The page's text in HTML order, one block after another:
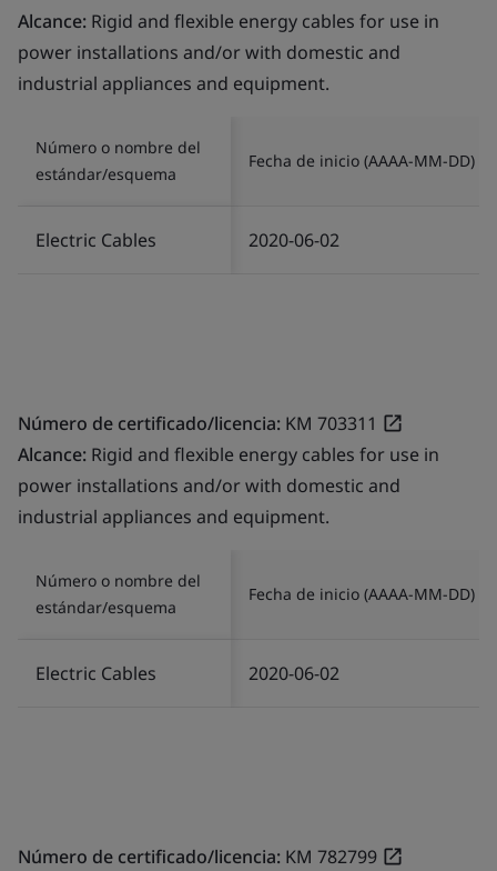
Alcance: Rigid and flexible energy cables for use in
power installations and/or with domestic and
industrial appliances and equipment.
Número o nombre del
estándar/esquema
Fecha de inicio (AAAA-MM-DD)
Electric Cables 2020-06-02
Número de certificado/licencia: KM 703311
Alcance: Rigid and flexible energy cables for use in
power installations and/or with domestic and
industrial appliances and equipment.
Número o nombre del
estándar/esquema
Fecha de inicio (AAAA-MM-DD)
Electric Cables 2020-06-02
Número de certificado/licencia: KM 782799